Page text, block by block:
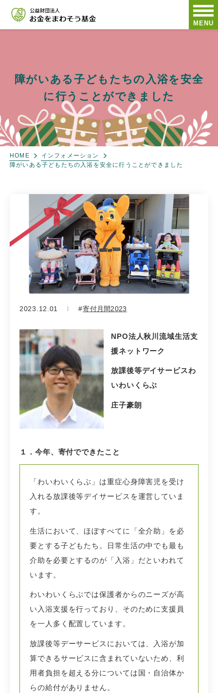
MENU
障がいある子どもたちの入浴を安全
に行うことができました
HOME
インフォメーション
障がいある子どもたちの入浴を安全に行うことができました
2023.12.01 寄付月間2023
NPO法人秋川流域生活支
援ネットワーク
放課後等デイサービスわ
いわいくらぶ
庄子豪朗
１．今年、寄付でできたこと
「わいわいくらぶ」は重症心身障害児を受け
入れる放課後等デイサービスを運営していま
す。
生活において、ほぼすべてに「全介助」を必
要とする子どもたち。日常生活の中でも最も
介助を必要とするのが「入浴」だといわれて
います。
わいわいくらぶでは保護者からのニーズが高
い入浴支援を行っており、そのために支援員
を一人多く配置しています。
放課後等デーサービスにおいては、入浴が加
算できるサービスに含まれていないため、利
用者負担を超える分については国・自治体か
らの給付がありません。